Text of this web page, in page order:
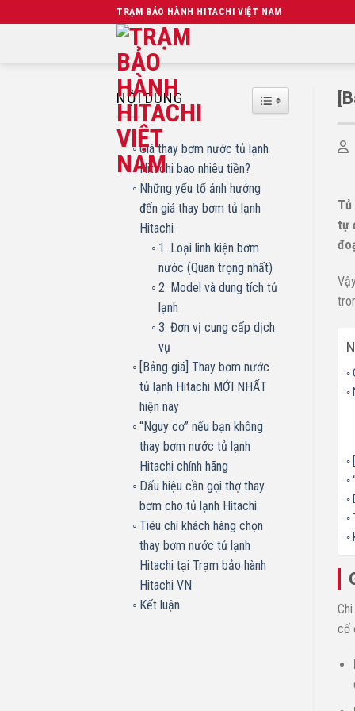
đến
TRẠM BẢO HÀNH HITACHI VIỆT NAM
NỘI DUNG TOGGLE TABLE
Giá thay bơm nước tủ lạnh
Hitachi bao nhiêu tiền?
Những yếu tố ảnh hưởng
đến giá thay bơm tủ lạnh
Hitachi
1. Loại linh kiện bơm
nước (Quan trọng nhất)
2. Model và dung tích tủ
lạnh
3. Đơn vị cung cấp dịch
vụ
[Bảng giá] Thay bơm nước
tủ lạnh Hitachi MỚI NHẤT
hiện nay
“Nguy cơ” nếu bạn không
thay bơm nước tủ lạnh
Hitachi chính hãng
Dấu hiệu cần gọi thợ thay
bơm cho tủ lạnh Hitachi
Tiêu chí khách hàng chọn
thay bơm nước tủ lạnh
Hitachi tại Trạm bảo hành
Hitachi VN
Kết luận
Tủ
tự
cố